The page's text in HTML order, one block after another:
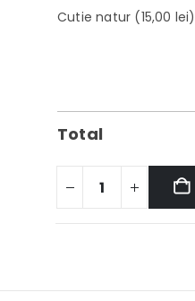
Cutie natur (15,00 lei)
Total